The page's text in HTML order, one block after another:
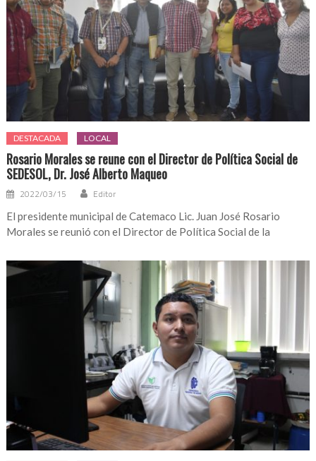
emitió
su
voto
DESTACADA LOCAL
Rosario Morales se reune con el Director de Política Social de
SEDESOL, Dr. José Alberto Maqueo
2022/03/15 Editor
El presidente municipal de Catemaco Lic. Juan José Rosario
Morales se reunió con el Director de Política Social de la